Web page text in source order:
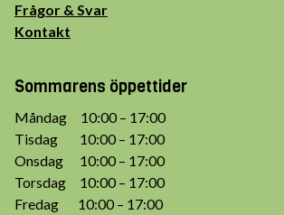
Frågor & Svar
Kontakt
Sommarens öppettider
Måndag 10:00 – 17:00
Tisdag 10:00 – 17:00
Onsdag 10:00 – 17:00
Torsdag 10:00 – 17:00
Fredag 10:00 – 17:00